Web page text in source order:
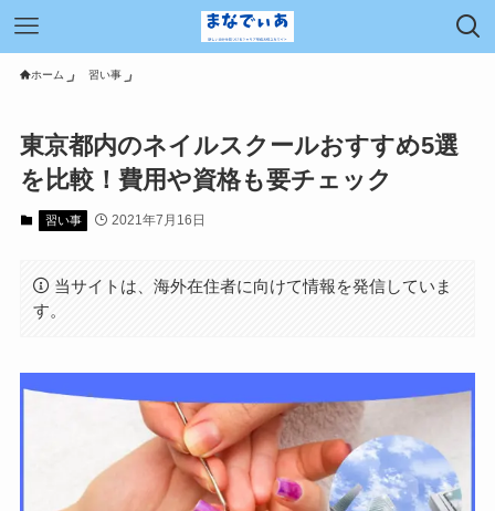
ホーム 習い事
東京都内のネイルスクールおすすめ5選
を比較！費用や資格も要チェック
習い事 2021年7月16日
当サイトは、海外在住者に向けて情報を発信していま
す。